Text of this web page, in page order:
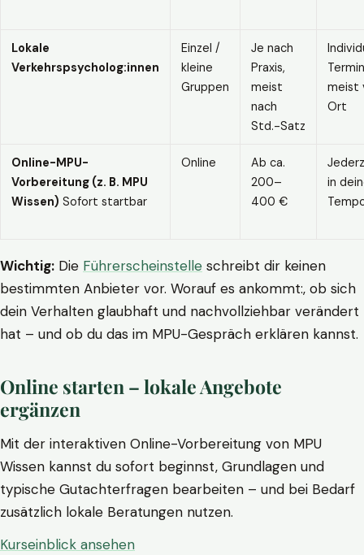
Lokale
Verkehrspsycholog:innen
Einzel /
kleine
Gruppen
Je nach
Praxis,
meist
nach
Std.-Satz
meist
Ort
Online-MPU-
Vorbereitung (z. B. MPU
Wissen) Sofort startbar
Online
Ab ca.
200–
400 €
in
Wichtig: Die Führerscheinstelle schreibt dir keinen
bestimmten Anbieter vor. Worauf es ankommt:, ob sich
dein Verhalten glaubhaft und nachvollziehbar verändert
hat – und ob du das im MPU-Gespräch erklären kannst.
Online starten – lokale Angebote
ergänzen
Mit der interaktiven Online-Vorbereitung von MPU
Wissen kannst du sofort beginnst, Grundlagen und
typische Gutachterfragen bearbeiten – und bei Bedarf
zusätzlich lokale Beratungen nutzen.
Kurseinblick ansehen